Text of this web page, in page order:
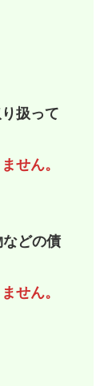
扱って
せん。
どの債
せん。